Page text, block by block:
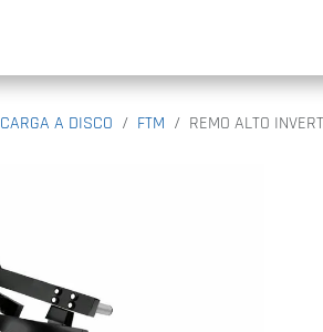
CARGA A DISCO FTM REMO ALTO